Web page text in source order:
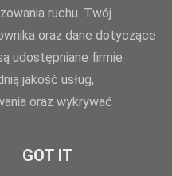
11, 2022
" UŚMIECH
"
ruchu. Twój
oraz dane dotyczące
udostępniane firmie
jakość usług,
oraz wykrywać
GOT IT